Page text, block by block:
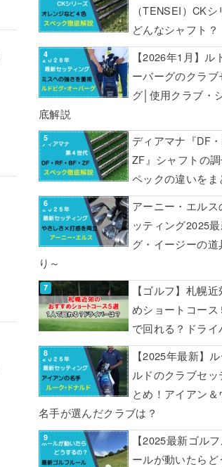
（TENSEI）CK
どんなシャフト？
【2026年1月】ル
ーバーグのクラブ
グ│使用クラブ・
底解説
ディアマナ『DF
ZF』シャフトの
ペックの違いをま
アーニー・エルス
ッティング2025
グ・イージーの道
り～
【ゴルフ】札幌
めショートコース
で回れる？ドライ
【2025年最新】
ルドのクラブセッ
とめ！アイアン
名手が選んだクラブは？
【2025最新ゴル
ールが動いたらど